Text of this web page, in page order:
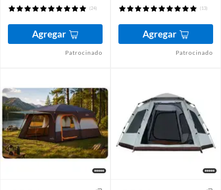
(24)
Agregar
Patrocinado
(13)
Agregar
Patrocinado